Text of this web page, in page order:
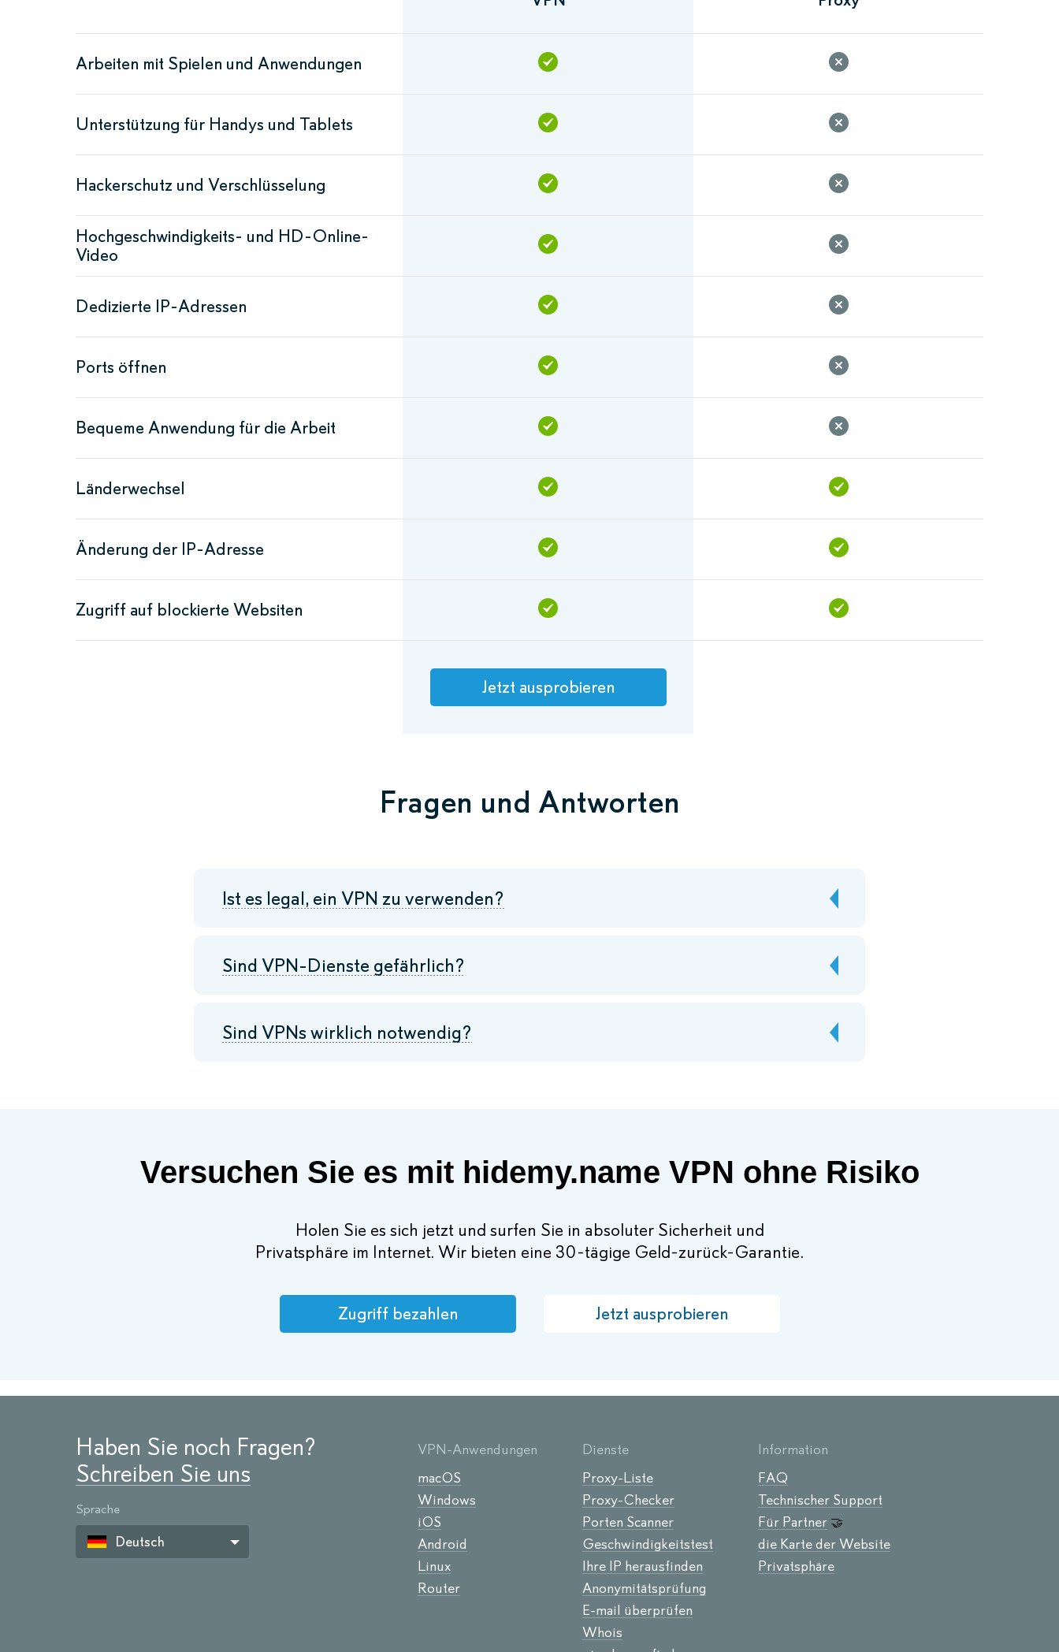
Arbeiten mit Spielen und Anwendungen
Unterstützung für Handys und Tablets
Hackerschutz und Verschlüsselung
Hochgeschwindigkeits- und HD-Online-
Video
Dedizierte IP-Adressen
Ports öffnen
Bequeme Anwendung für die Arbeit
Länderwechsel
Änderung der IP-Adresse
Zugriff auf blockierte Websiten
Jetzt ausprobieren
Fragen und Antworten
Ist es legal, ein VPN zu verwenden?
Sind VPN-Dienste gefährlich?
Sind VPNs wirklich notwendig?
Versuchen Sie es mit hidemy.name VPN ohne Risiko
Holen Sie es sich jetzt und surfen Sie in absoluter Sicherheit und
Privatsphäre im Internet. Wir bieten eine 30-tägige Geld-zurück-Garantie.
Zugriff bezahlen Jetzt ausprobieren
Haben Sie noch Fragen?
Schreiben Sie uns
Sprache
Deutsch
VPN-Anwendungen
macOS
Windows
iOS
Android
Linux
Router
Dienste
Proxy-Liste
Proxy-Checker
Porten Scanner
Geschwindigkeitstest
Ihre IP herausfinden
Anonymitätsprüfung
E-mail überprüfen
Whois
Information
FAQ
Technischer Support
Für Partner 🤝
die Karte der Website
Privatsphäre